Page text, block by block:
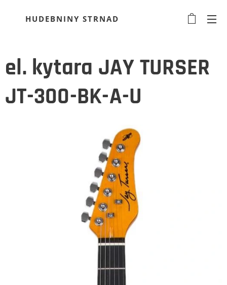
HUDEBNINY STRNAD
el. kytara JAY TURSER
JT-300-BK-A-U